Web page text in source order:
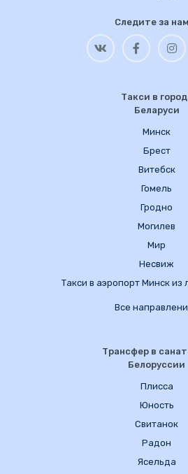
Следите за
Такси в
Беларуси
Минск
Брест
Витебск
Гомель
Гродно
Могилев
Мир
Несвиж
Такси в аэропорт Минск из
Все
Трансфер в
Белоруссии
Плисса
Юность
Свитанок
Радон
Ясельда